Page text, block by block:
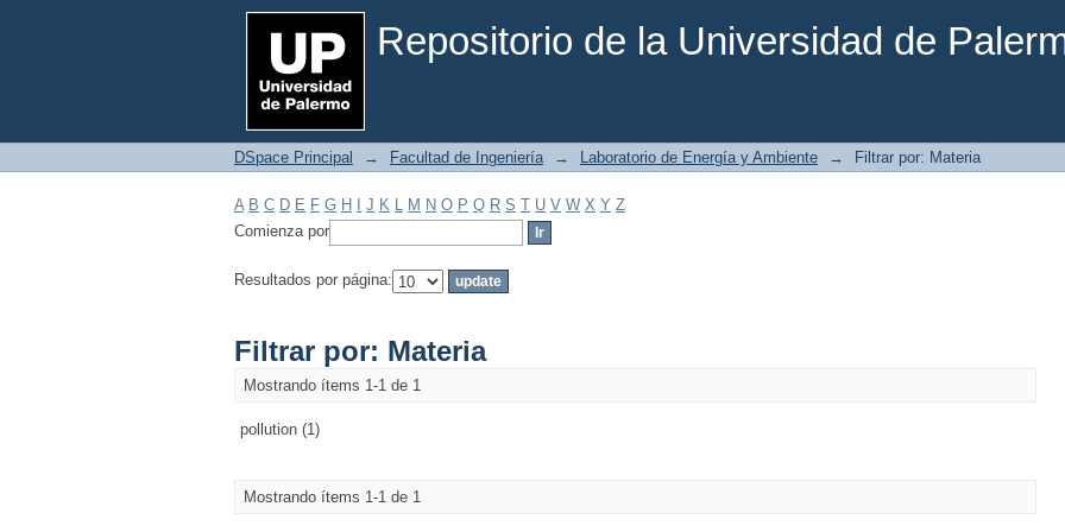
Repositorio de la Universidad de
Filtrar por: Materia
DSpace Principal → Facultad de Ingeniería → Laboratorio de Energía y Ambiente → Filtrar por: Materia
A B C D E F G H J K L M N O P Q R S T U V W X Y Z
Comienza por
Resultados por página:
Filtrar por: Materia
Mostrando ítems 1-1 de 1
pollution (1)
Mostrando ítems 1-1 de 1